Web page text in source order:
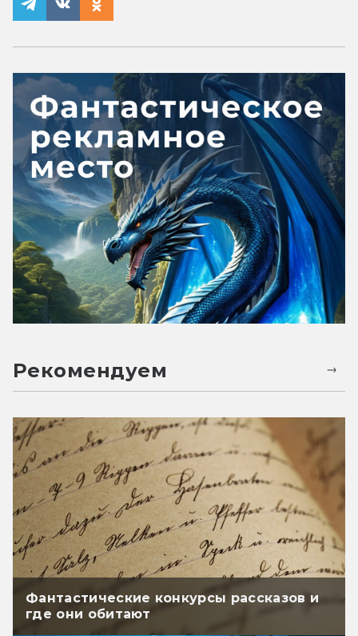
Рекомендуем
Фантастические конкурсы рассказов и
где они обитают